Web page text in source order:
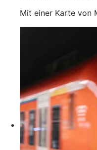
Mit einer Karte von